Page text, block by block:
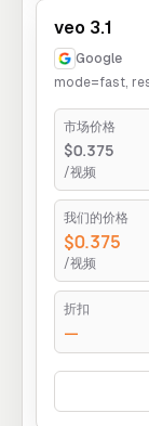
veo 3.1
Google
mode=fast,
市场价格
$0.375
/视频
我们的价格
$0.375
/视频
折扣
—